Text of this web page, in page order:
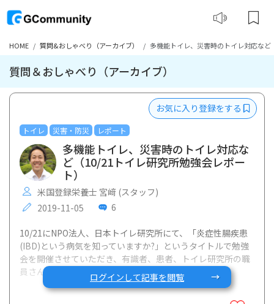
HOME 質問&おしゃべり（アーカイブ） 多機能トイレ、災害時のトイレ対応な
質問＆おしゃべり（アーカイブ）
トイレ 災害・防災 レポート
お気に入り登録をする
多機能トイレ、災害時のトイレ対応な
ど（10/21トイレ研究所勉強会レポー
ト）
米国登録栄養士 宮﨑 (スタッフ)
2019-11-05
6
10/21にNPO法人、日本トイレ研究所にて、「炎症性腸疾患
(IBD)という病気を知っていますか?」というタイトルで勉強
会を開催させていただき、有識者、患者、トイレ研究所の職
員さん含め約20名の方にご参加いただきました。
ログインして記事を閲覧